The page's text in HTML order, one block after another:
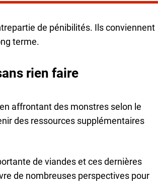
de pénibilités. Ils conviennent
terme.
rien faire
affrontant des monstres selon le
des ressources supplémentaires
de viandes et ces dernières
de nombreuses perspectives pour